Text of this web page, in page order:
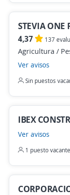
STEVIA ONE
4,37 137
Agricultura /
Ver avisos
Sin puestos
IBEX
Ver avisos
1 puesto vacante